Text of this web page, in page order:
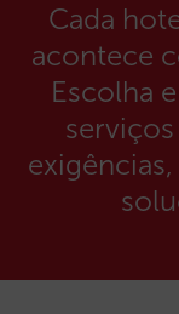
Cada
acontece
Escolha